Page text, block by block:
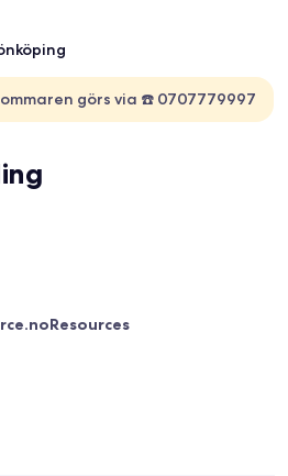
görs via ☎️ 0707779997